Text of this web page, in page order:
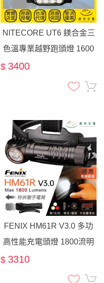
NITECORE UT6 鎂合金三
色溫專業越野跑頭燈 1600
流明 195米 輕量化 高顯色
長續航 18650電池
$ 3400
FENIX HM61R V3.0 多功
高性能充電頭燈 1800流明
195米 頭燈 附原廠18650電
池 尾部磁吸 磁吸充電 紅光
$ 3310